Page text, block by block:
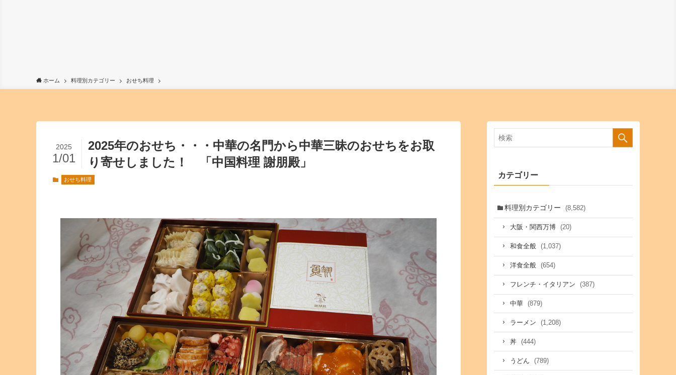
ホーム 料理別カテゴリー おせち料理
2025年のおせち・・・中華の名門から中華三昧のおせちをお取
り寄せしました！ 「中国料理 謝朋殿」
2025
1/01
おせち料理 カテゴリー
料理別カテゴリー (8,582)
大阪・関西万博 (20)
和食全般 (1,037)
洋食全般 (654)
フレンチ・イタリアン (387)
中華 (879)
ラーメン (1,208)
丼 (444)
うどん (789)